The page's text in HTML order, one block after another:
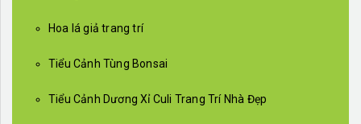
Hoa lá giả trang trí
Tiểu Cảnh Tùng Bonsai
Tiểu Cảnh Dương Xỉ Culi Trang Trí Nhà Đẹp